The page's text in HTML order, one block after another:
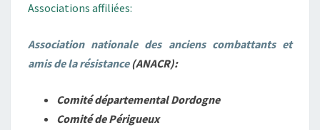
Associations affiliées:
Association nationale des anciens combattants et
amis de la résistance(ANACR):
Comité départemental Dordogne
Comité de Périgueux